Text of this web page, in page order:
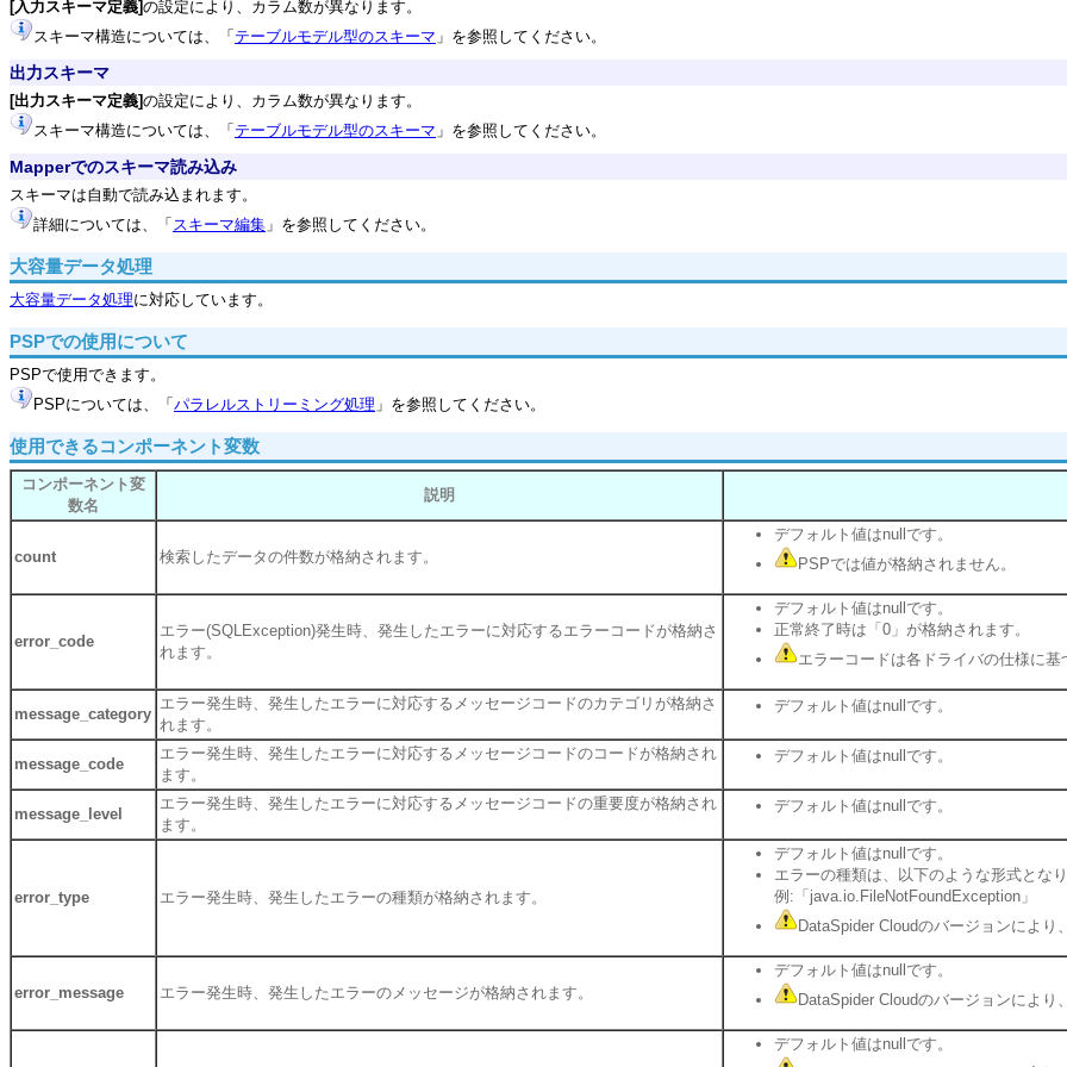
[入力スキーマ定義]の設定により、カラム数が異なります。
スキーマ構造については、「 テーブルモデル型のスキーマ 」を参照してください。
出力スキーマ
[出力スキーマ定義]の設定により、カラム数が異なります。
スキーマ構造については、「 テーブルモデル型のスキーマ 」を参照してください。
Mapperでのスキーマ読み込み
スキーマは自動で読み込まれます。
詳細については、「 スキーマ編集 」を参照してください。
大容量データ処理
大容量データ処理に対応しています。
PSPでの使用について
PSPで使用できます。
PSPについては、「 パラレルストリーミング処理 」を参照してください。
使用できるコンポーネント変数
コンポーネント変
数名
説明
count 検索したデータの件数が格納されます。
デフォルト値はnullです。
PSPでは値が格納されません。
error_code
エラー(SQLException)発生時、発生したエラーに対応するエラーコードが格納さ
れます。
デフォルト値はnullです。
正常終了時は「0」が格納されます。
エラーコードは各ドライバの仕様に基
message_category
エラー発生時、発生したエラーに対応するメッセージコードのカテゴリが格納さ
れます。
デフォルト値はnullです。
message_code
エラー発生時、発生したエラーに対応するメッセージコードのコードが格納され
ます。
デフォルト値はnullです。
message_level
エラー発生時、発生したエラーに対応するメッセージコードの重要度が格納され
ます。
デフォルト値はnullです。
error_type エラー発生時、発生したエラーの種類が格納されます。
デフォルト値はnullです。
エラーの種類は、以下のような形式とな
例:「java.io.FileNotFoundException」
DataSpider Cloudのバージョンによ
error_message エラー発生時、発生したエラーのメッセージが格納されます。
デフォルト値はnullです。
DataSpider Cloudのバージョンによ
デフォルト値はnullです。